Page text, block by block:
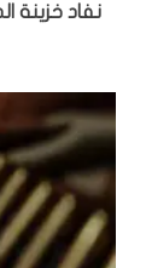
نفاد خزينة